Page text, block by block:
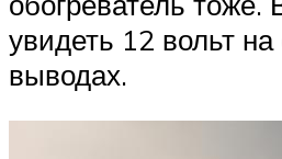
увидеть 12 вольт
выводах.